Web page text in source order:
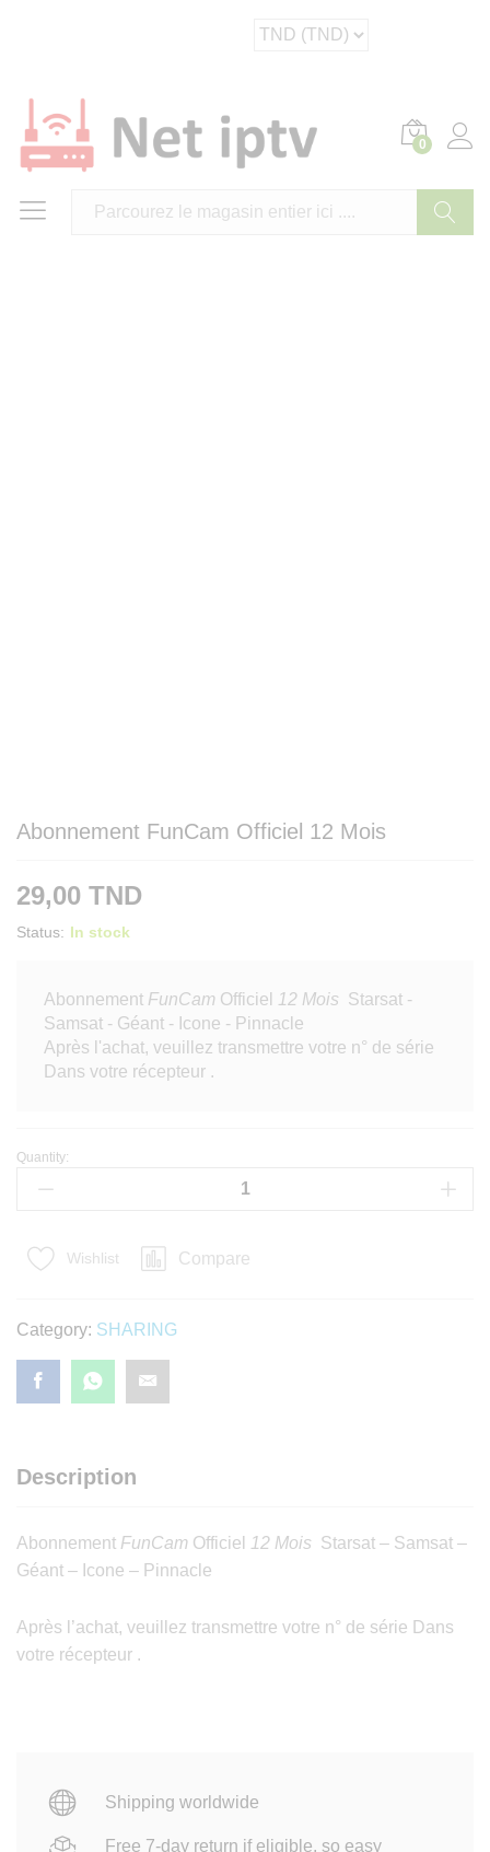
0
Abonnement FunCam Officiel 12 Mois
29,00 TND
Status: In stock
Abonnement FunCam Officiel 12 Mois Starsat -
Samsat - Géant - Icone - Pinnacle
Après l'achat, veuillez transmettre votre n° de série
Dans votre récepteur .
Abonnement FunCam Officiel 12
Mois
Quantity:
Wishlist Compare
Category: SHARING
Description
Abonnement FunCam Officiel 12 Mois Starsat – Samsat –
Géant – Icone – Pinnacle
Après l’achat, veuillez transmettre votre n° de série Dans
votre récepteur .
Shipping worldwide
Free 7-day return if eligible, so easy